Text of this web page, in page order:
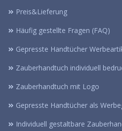
Preis&Lieferung
Häufig gestellte Fragen (FAQ)
Gepresste Handtücher
Zauberhandtuch individuell
Zauberhandtuch mit Logo
Gepresste Handtücher als
Individuell gestaltbare